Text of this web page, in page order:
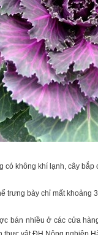
có không khí lạnh, cây
trưng bày chỉ mất khoảng
bán nhiều ở các cửa